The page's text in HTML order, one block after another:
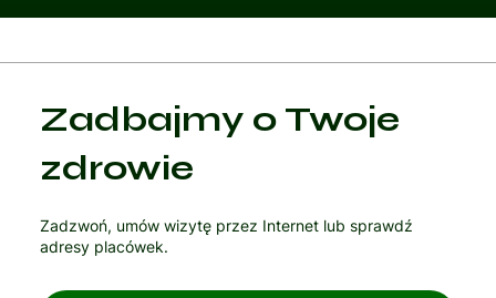
Zadbajmy o Twoje
zdrowie
Zadzwoń, umów wizytę przez Internet lub sprawdź
adresy placówek.